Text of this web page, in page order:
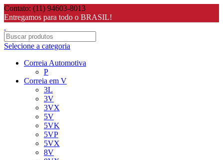
Contato: (11) 94603-8013
Entregamos para todo o BRASIL!
Selecione a categoria
Correia Automotiva
P
Correia em V
3L
3V
3VX
5V
5VK
5VP
5VX
8V